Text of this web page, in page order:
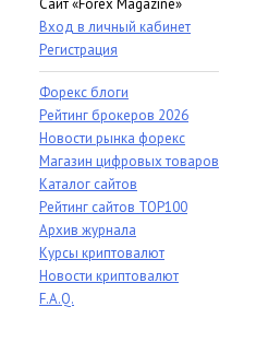
Сайт «Forex Magazine»
Вход в личный кабинет
Регистрация
Форекс блоги
Рейтинг брокеров 2026
Новости рынка форекс
Магазин цифровых товаров
Каталог сайтов
Рейтинг сайтов TOP100
Архив журнала
Курсы криптовалют
Новости криптовалют
F.A.Q.